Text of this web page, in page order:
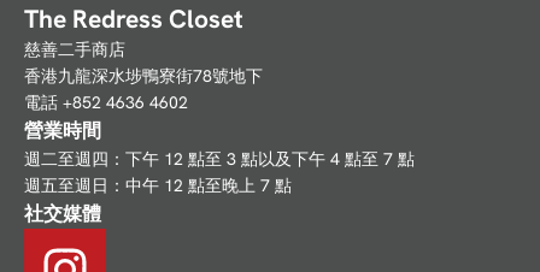
The Redress Closet
慈善二手商店
香港九龍深水埗鴨寮街78號地下
電話 +852 4636 4602
營業時間
週二至週四：下午 12 點至 3 點以及下午 4 點至 7 點
週五至週日：中午 12 點至晚上 7 點
社交媒體